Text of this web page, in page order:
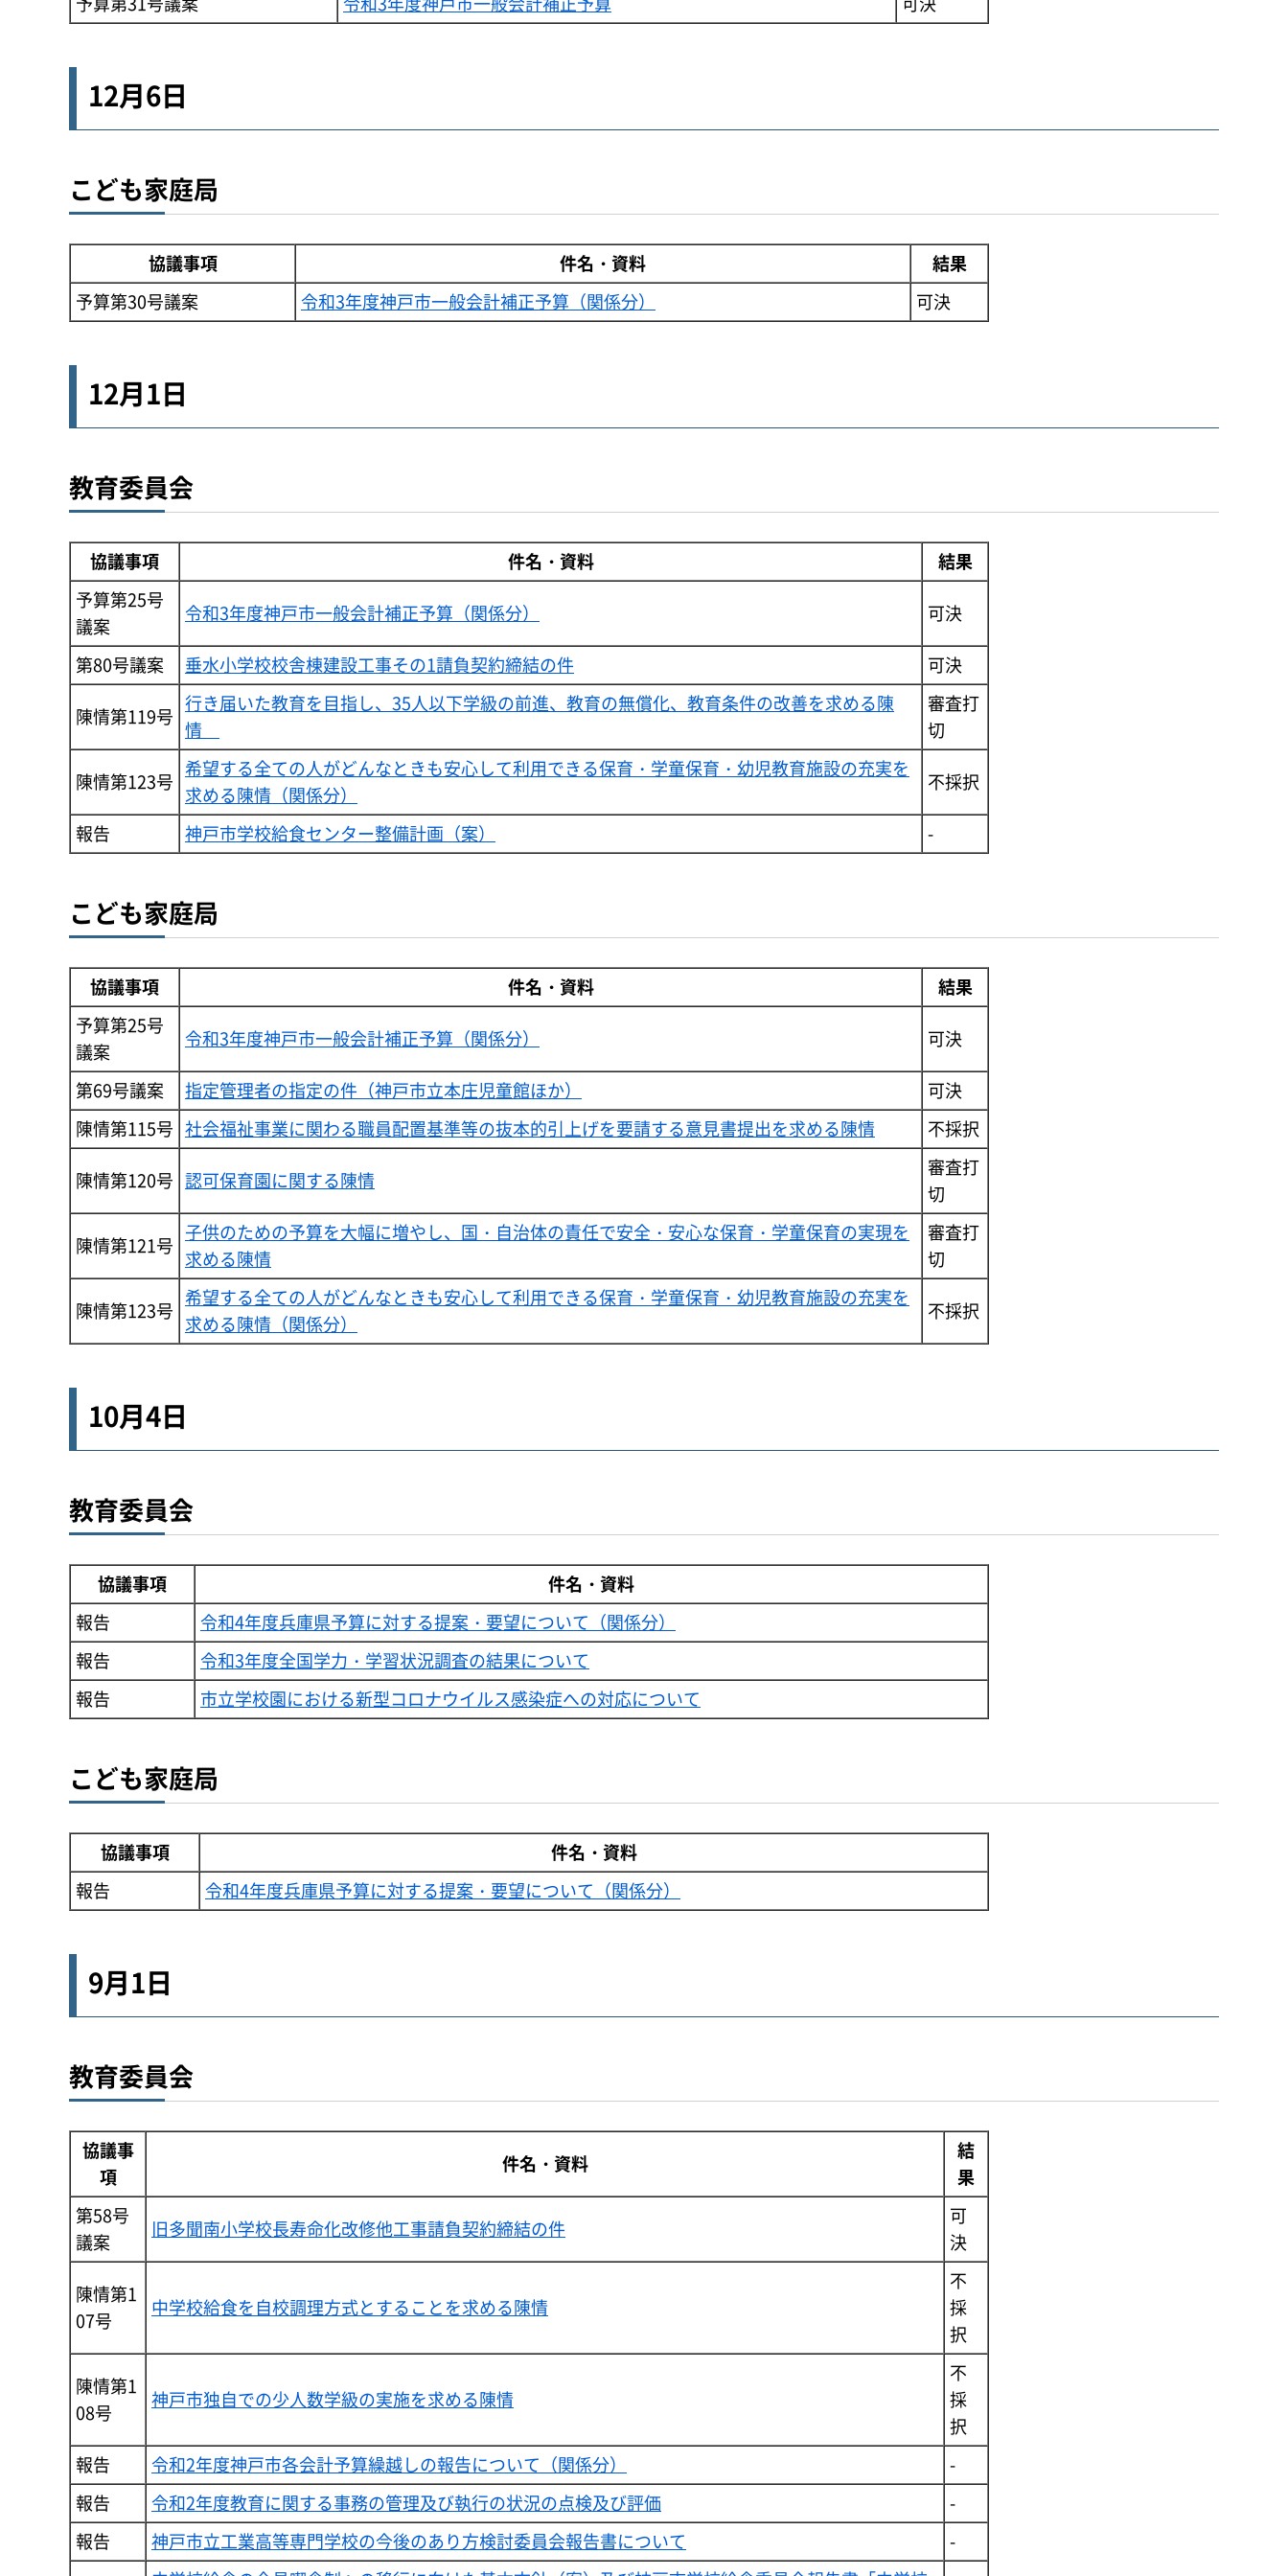
12月6日
こども家庭局
協議事項 件名・資料
結果
予算第30号議案
令和3年度神戸市一般会計補正予算（関係分） 可決
12月1日
教育委員会
協議事項 件名・資料
結果
予算第25号
議案
令和3年度神戸市一般会計補正予算（関係分）
可決
第80号議案
垂水小学校校舎棟建設工事その1請負契約締結の件
可決
陳情第119号
行き届いた教育を目指し、35人以下学級の前進、教育の無償化、教育条件の改善を求める陳
情
審査打
切
陳情第123号
希望する全ての人がどんなときも安心して利用できる保育・学童保育・幼児教育施設の充実を
求める陳情（関係分）
不採択
報告
神戸市学校給食センター整備計画（案） -
こども家庭局
協議事項 件名・資料
結果
予算第25号
議案
令和3年度神戸市一般会計補正予算（関係分）
可決
第69号議案
指定管理者の指定の件（神戸市立本庄児童館ほか）
可決
陳情第115号 社会福祉事業に関わる職員配置基準等の抜本的引上げを要請する意見書提出を求める陳情
不採択
陳情第120号 認可保育園に関する陳情
審査打
切
陳情第121号
子供のための予算を大幅に増やし、国・自治体の責任で安全・安心な保育・学童保育の実現を
求める陳情
審査打
切
陳情第123号
希望する全ての人がどんなときも安心して利用できる保育・学童保育・幼児教育施設の充実を
求める陳情（関係分）
不採択
10月4日
教育委員会
協議事項
件名・資料
報告
令和4年度兵庫県予算に対する提案・要望について（関係分）
報告
令和3年度全国学力・学習状況調査の結果について
報告
市立学校園における新型コロナウイルス感染症への対応について
こども家庭局
協議事項
件名・資料
報告
令和4年度兵庫県予算に対する提案・要望について（関係分）
9月1日
教育委員会
協議事
項
件名・資料
結
果
第58号
議案
旧多聞南小学校長寿命化改修他工事請負契約締結の件
可
決
陳情第1
07号
中学校給食を自校調理方式とすることを求める陳情
不
採
択
陳情第1
08号
神戸市独自での少人数学級の実施を求める陳情
不
採
択
報告
令和2年度神戸市各会計予算繰越しの報告について（関係分）
-
報告
令和2年度教育に関する事務の管理及び執行の状況の点検及び評価
-
報告
神戸市立工業高等専門学校の今後のあり方検討委員会報告書について
-